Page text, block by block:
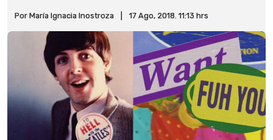
Por María Ignacia Inostroza 17 Ago, 2018. 11:13 hrs